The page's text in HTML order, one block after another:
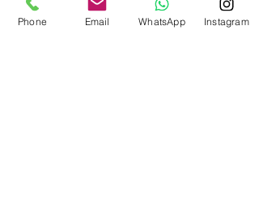
Phone Email WhatsApp Instagram